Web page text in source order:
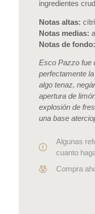
ingredientes
Notas altas:
Notas medias:
Notas de fondo:
Esco Pazzo fue
perfectamente
algo tenaz,
apertura de
explosión de
una base
Algunas
cuanto
Compra